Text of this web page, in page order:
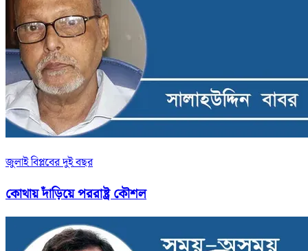
জুলাই বিপ্লবের দুই বছর
কোথায় দাঁড়িয়ে পররাষ্ট্র কৌশল